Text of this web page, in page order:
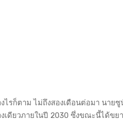
งไรก็ตาม ไม่ถึงสองเดือนต่อมา นาย
งเดียวภายในปี 2030 ซึ่งขณะนี้ได้ข